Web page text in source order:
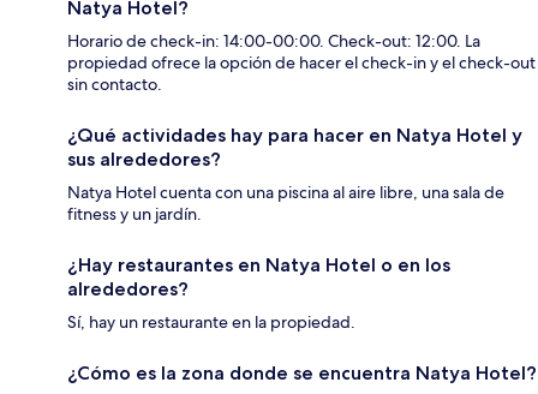
Natya Hotel?
Horario de check-in: 14:00-00:00. Check-out: 12:00. La
propiedad ofrece la opción de hacer el check-in y el check-out
sin contacto.
¿Qué actividades hay para hacer en Natya Hotel y
sus alrededores?
Natya Hotel cuenta con una piscina al aire libre, una sala de
fitness y un jardín.
¿Hay restaurantes en Natya Hotel o en los
alrededores?
Sí, hay un restaurante en la propiedad.
¿Cómo es la zona donde se encuentra Natya Hotel?